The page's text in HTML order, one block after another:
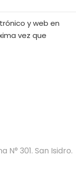
y web en
vez que
N° 301. San Isidro.